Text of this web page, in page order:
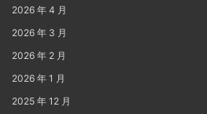
2026 年 4 月
2026 年 3 月
2026 年 2 月
2026 年 1 月
2025 年 12 月